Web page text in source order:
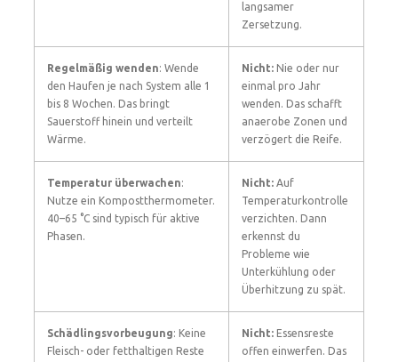
langsamer
Zersetzung.
Regelmäßig wenden: Wende
den Haufen je nach System alle 1
bis 8 Wochen. Das bringt
Sauerstoff hinein und verteilt
Wärme.
Nicht: Nie oder nur
einmal pro Jahr
wenden. Das schafft
anaerobe Zonen und
verzögert die Reife.
Temperatur überwachen:
Nutze ein Kompostthermometer.
40–65 °C sind typisch für aktive
Phasen.
Nicht: Auf
Temperaturkontrolle
verzichten. Dann
erkennst du
Probleme wie
Unterkühlung oder
Überhitzung zu spät.
Schädlingsvorbeugung: Keine
Fleisch- oder fetthaltigen Reste
Nicht: Essensreste
offen einwerfen. Das